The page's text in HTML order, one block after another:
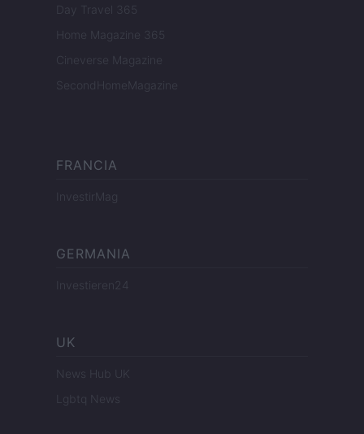
Day Travel 365
Home Magazine 365
Cineverse Magazine
SecondHomeMagazine
FRANCIA
InvestirMag
GERMANIA
Investieren24
UK
News Hub UK
Lgbtq News